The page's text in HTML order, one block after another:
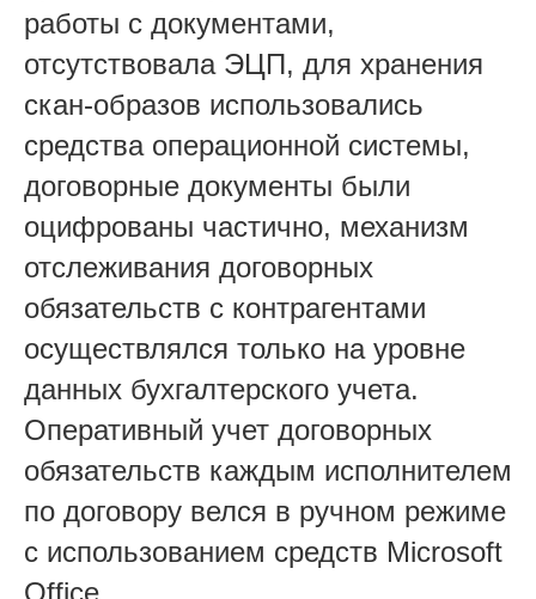
работы с документами,
отсутствовала ЭЦП, для хранения
скан-образов использовались
средства операционной системы,
договорные документы были
оцифрованы частично, механизм
отслеживания договорных
обязательств с контрагентами
осуществлялся только на уровне
данных бухгалтерского учета.
Оперативный учет договорных
обязательств каждым исполнителем
по договору велся в ручном режиме
с использованием средств Microsoft
Office.